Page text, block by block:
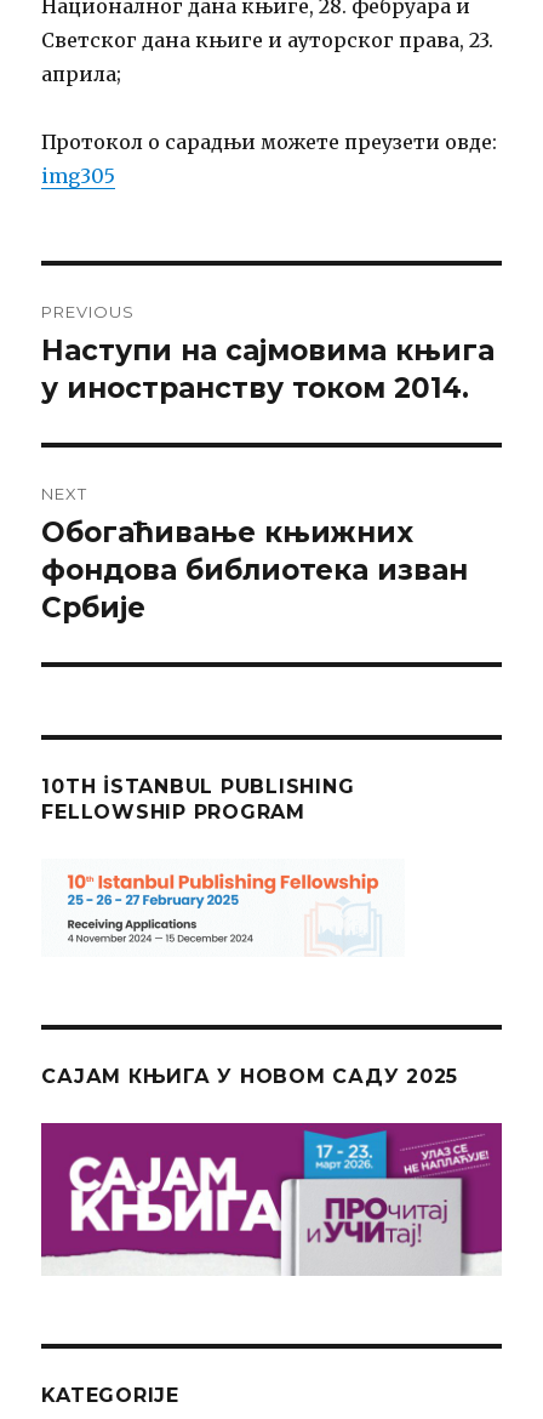
Националног дана књиге, 28. фебруара и
Светског дана књиге и ауторског права, 23.
априла;
Протокол о сарадњи можете преузети овде:
img305
navigation
PREVIOUS
Previous
post:
Наступи на сајмовима књига
у иностранству током 2014.
NEXT
Next
post:
Обогаћивање књижних
фондова библиотека изван
Србије
10TH İSTANBUL PUBLISHING
FELLOWSHIP PROGRAM
САЈАМ КЊИГА У НОВОМ САДУ 2025
KATEGORIJE